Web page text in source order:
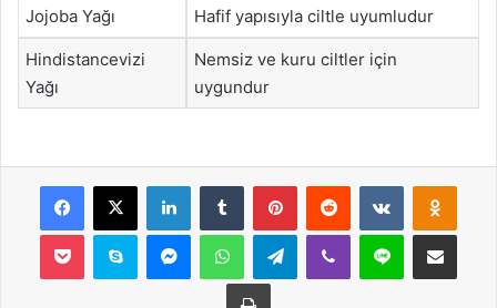
Jojoba Yağı Hafif yapısıyla ciltle uyumludur
Hindistancevizi
Yağı
Nemsiz ve kuru ciltler için
uygundur
Facebook
X LinkedInTumblr PinterestReddit VKontakte
Pocket Skype MessengerWhatsAppTelegramViber Line E-Posta ile
Yazdır